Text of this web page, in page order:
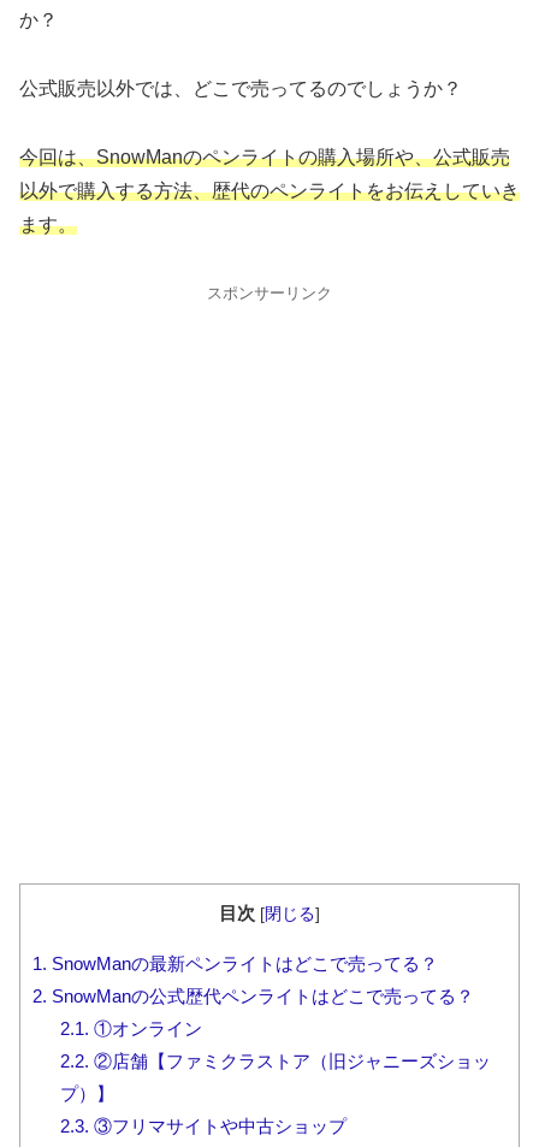
か？
公式販売以外では、どこで売ってるのでしょうか？
今回は、SnowManのペンライトの購入場所や、公式販売
以外で購入する方法、歴代のペンライトをお伝えしていき
ます。
スポンサーリンク
目次 [閉じる]
1. SnowManの最新ペンライトはどこで売ってる？
2. SnowManの公式歴代ペンライトはどこで売ってる？
2.1. ①オンライン
2.2. ②店舗【ファミクラストア（旧ジャニーズショッ
プ）】
2.3. ③フリマサイトや中古ショップ